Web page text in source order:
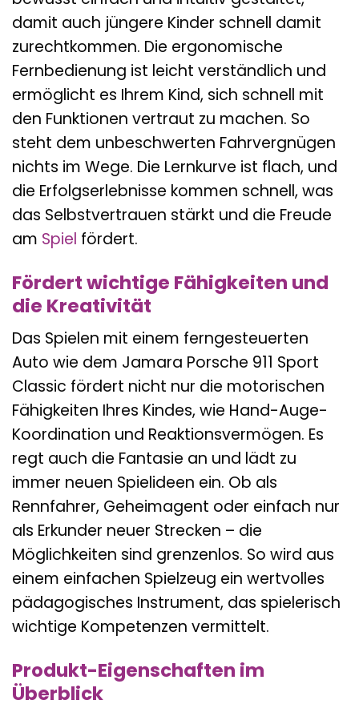
damit auch jüngere Kinder schnell damit
zurechtkommen. Die ergonomische
Fernbedienung ist leicht verständlich und
ermöglicht es Ihrem Kind, sich schnell mit
den Funktionen vertraut zu machen. So
steht dem unbeschwerten Fahrvergnügen
nichts im Wege. Die Lernkurve ist flach, und
die Erfolgserlebnisse kommen schnell, was
das Selbstvertrauen stärkt und die Freude
am Spiel fördert.
Fördert wichtige Fähigkeiten und
die Kreativität
Das Spielen mit einem ferngesteuerten
Auto wie dem Jamara Porsche 911 Sport
Classic fördert nicht nur die motorischen
Fähigkeiten Ihres Kindes, wie Hand-Auge-
Koordination und Reaktionsvermögen. Es
regt auch die Fantasie an und lädt zu
immer neuen Spielideen ein. Ob als
Rennfahrer, Geheimagent oder einfach nur
als Erkunder neuer Strecken – die
Möglichkeiten sind grenzenlos. So wird aus
einem einfachen Spielzeug ein wertvolles
pädagogisches Instrument, das spielerisch
wichtige Kompetenzen vermittelt.
Produkt-Eigenschaften im
Überblick